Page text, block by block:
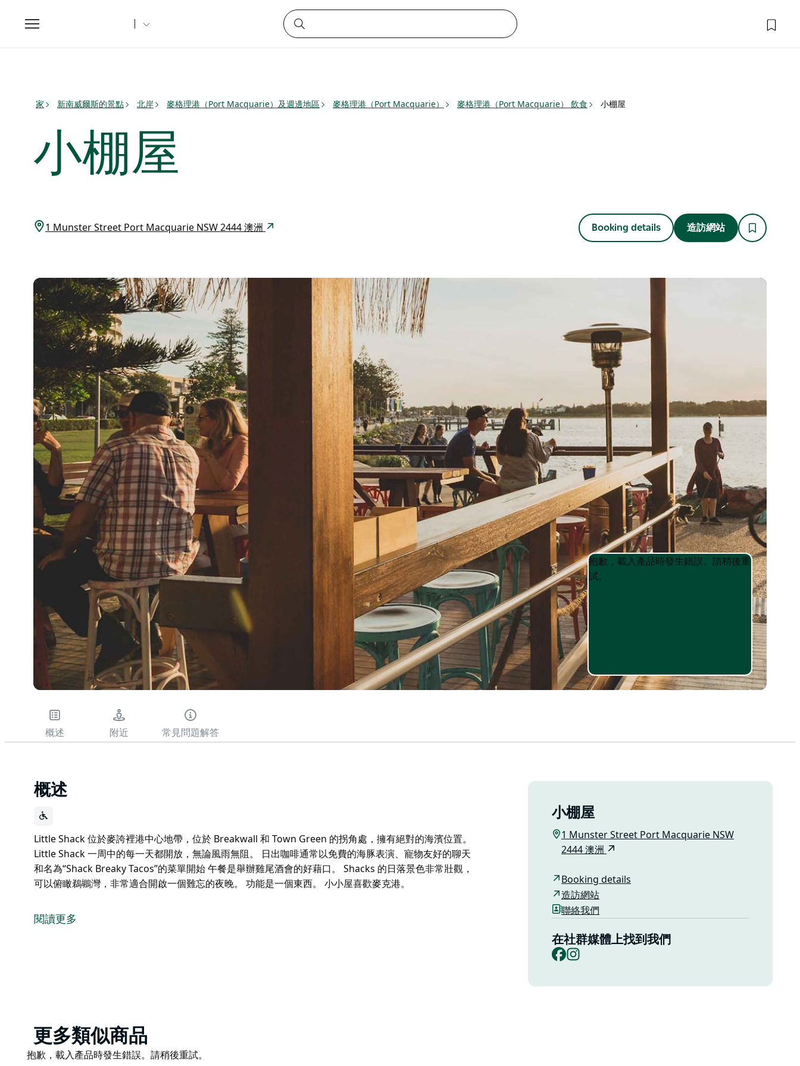
Toggle
navigation
家 新南威爾斯的景點 北岸 麥格理港（Port Macquarie）及週邊地區 麥格理港（Port Macquarie） 麥格理港（Port Macquarie） 飲食 小棚屋
小棚屋
1 Munster Street Port Macquarie NSW 2444 澳洲 Booking details 造訪網站
Product
List
Product
List
抱歉，載入產品時發生錯誤。請稍後重
試。
概述 附近 常見問題解答
概述
Little Shack 位於麥誇裡港中心地帶，位於 Breakwall 和 Town Green 的拐角處，擁有絕對的海濱位置。
Little Shack 一周中的每一天都開放，無論風雨無阻。 日出咖啡通常以免費的海豚表演、寵物友好的聊天
和名為“Shack Breaky Tacos”的菜單開始 午餐是舉辦雞尾酒會的好藉口。 Shacks 的日落景色非常壯觀，
可以俯瞰鵜鶘灣，非常適合開啟一個難忘的夜晚。 功能是一個東西。 小小屋喜歡麥克港。
Little Shack 一周中的每一天都開放，無論風雨無阻。
小小屋喜歡麥克港。
閱讀更多
小棚屋
1 Munster Street Port Macquarie NSW
2444 澳洲
Booking details
造訪網站
聯絡我們
在社群媒體上找到我們
Facebook
Product
List
更多類似商品
Product
抱歉，載入產品時發生錯誤。請稍後重試。